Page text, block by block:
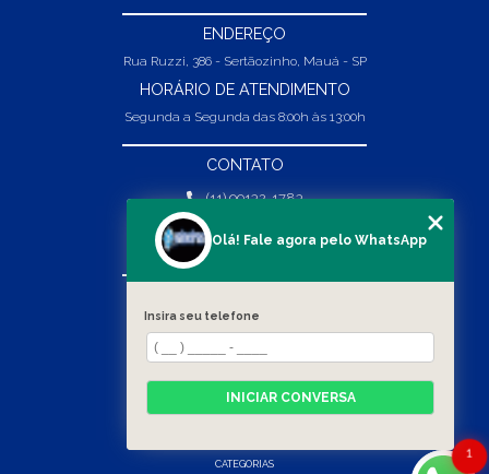
ENDEREÇO
Rua Ruzzi, 386 - Sertãozinho, Mauá - SP
HORÁRIO DE ATENDIMENTO
Segunda a Segunda das 8:00h às 13:00h
CONTATO
(11) 99132-1783
(11) 99132-1783
vendas@abpaineiras.com.br
SOBRE NÓS
PRODUTOS
CATEGORIAS
1
Olá! Fale agora pelo WhatsApp
Insira seu telefone
INICIAR CONVERSA